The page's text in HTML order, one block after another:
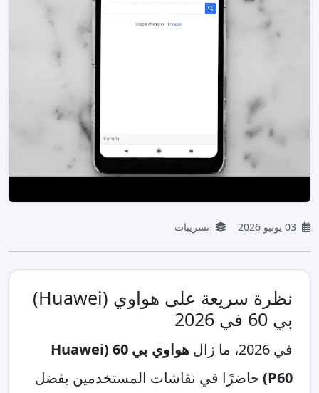
تسريبات
نظرة سريعة على هواوي (Huawei)
بي 60 في 2026
في 2026، ما زال
هواوي بي 60 (Huawei
P60) حاضرًا في نقاشات المستخدمين بفضل